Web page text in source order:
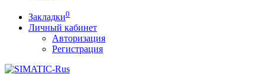
Закладки0
Личный кабинет
Авторизация
Регистрация